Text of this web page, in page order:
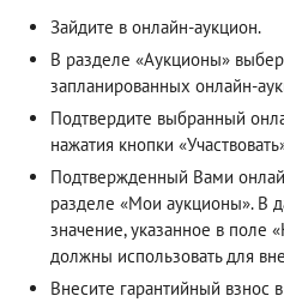
Зайдите в онлайн-аукцион.
В разделе «Аукционы»
запланированных онлайн-
Подтвердите выбранный
нажатия кнопки
Подтвержденный Вами
разделе «Мои аукционы». В
значение, указанное в поле
должны использовать для
Внесите гарантийный взнос